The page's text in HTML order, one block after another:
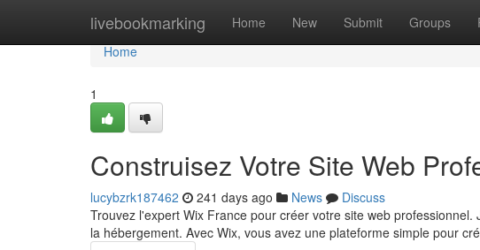
livebookmarking Home New Submit Groups
Home
Home
1
Construisez Votre Site Web
lucybzrk187462 241 days ago News
Discuss
Trouvez l'expert Wix France pour créer votre site web
la hébergement. Avec Wix, vous avez une plateforme simple pour